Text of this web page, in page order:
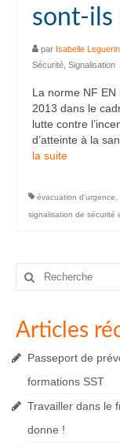
sont-ils
par Isabelle
Sécurité Signalisation
La norme NF
2013 dans le
lutte contre
d’atteinte à la
la suite­­
évacuation d’urgence
signalisation de sécurité
Rechercher
Articles
Passeport de
formations SST
Travailler dans le
donne !